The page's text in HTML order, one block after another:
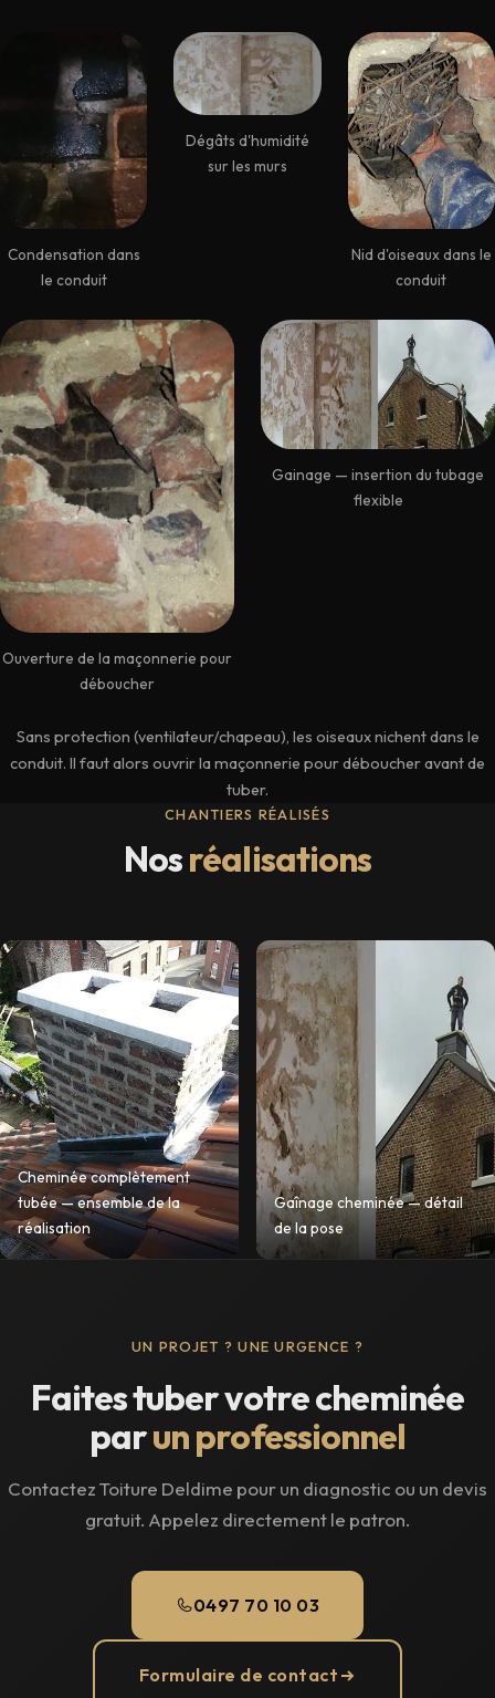
Condensation dans
le conduit
Dégâts d'humidité
sur les murs
Nid d'oiseaux dans le
conduit
Ouverture de la maçonnerie pour
déboucher
Gainage — insertion du tubage
flexible
Sans protection (ventilateur/chapeau), les oiseaux nichent dans le
conduit. Il faut alors ouvrir la maçonnerie pour déboucher avant de
tuber.
CHANTIERS RÉALISÉS
Nosréalisations
Cheminée complètement
tubée — ensemble de la
réalisation
Gaînage cheminée — détail
de la pose
UN PROJET ? UNE URGENCE ?
Faites tuber votre cheminée
parun professionnel
Contactez Toiture Deldime pour un diagnostic ou un devis
gratuit. Appelez directement le patron.
0497 70 10 03
Formulaire de contact